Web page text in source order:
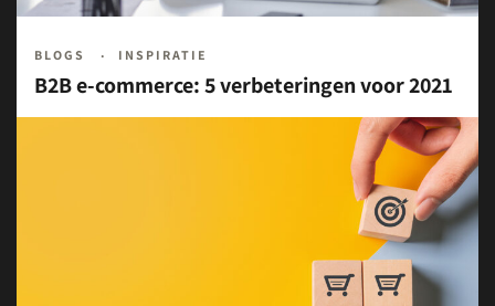
BLOGS INSPIRATIE
B2B e-commerce: 5 verbeteringen voor 2021